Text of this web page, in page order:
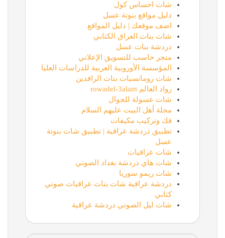
شات احساس كول
دليل مواقع بنوتة عسل
اضف موقعك | دليل المواقع
شات بنات العراق الكتابي
دردشة بنات عسل
متجر حاسب للتسويق الإعلاني
المؤسسة الأوروبية العربية للدراسات العليا
شات رومانسيات بنات الرافدين
رواد العالم rowadel-3alam
شات عسولة للجوال
مجلة أهل البيت عليهم السلام
فك وتركيب مكيفات
تطبيق دردشة عراقية | تطبيق شات بنوتة
عسل
شات عراقيات
شات هاي دردشة بغداد الصوتي
شات ريمو سوريا
دردشة عراقية شات بنات عراقيات صوتي
كتابي
شات ليل الصوتي دردشة عراقية